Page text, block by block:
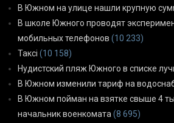
В Южном на улице нашли крупную
В школе Южного проводят
мобильных телефонов (10 233)
Таксі (10 158)
Нудистский пляж Южного в списке
В Южном изменили тариф на
В Южном пойман на взятке свыше 4
начальник военкомата (8 695)